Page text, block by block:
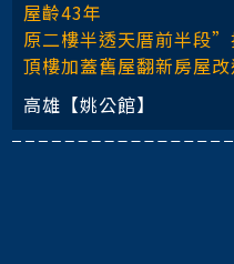
屋齡43年
原二樓半透天厝前半段”
頂樓加蓋舊屋翻新房屋
高雄【姚公館】